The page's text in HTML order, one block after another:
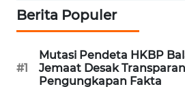
Berita Populer
#1
Mutasi Pendeta HKBP
Jemaat Desak
Pengungkapan Fakta
WN
BANTEN
WN
NTT